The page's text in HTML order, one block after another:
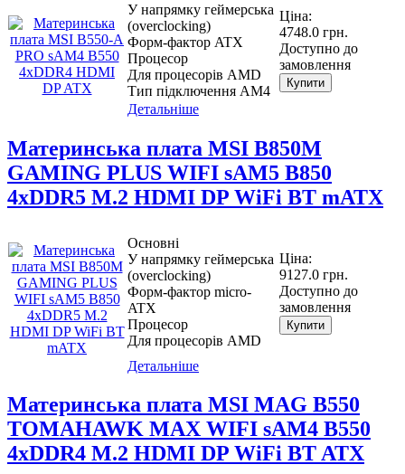
У напрямку геймерська
(overclocking)
Форм-фактор ATX
Процесор
Для процесорів AMD
Тип підключення AM4
Ціна:
4748.0 грн.
Доступно до
замовлення
Купити
Детальніше
Материнcька плата MSI B850M
GAMING PLUS WIFI sAM5 B850
4xDDR5 M.2 HDMI DP WiFi BT mATX
Основні
У напрямку геймерська
(overclocking)
Форм-фактор micro-
ATX
Процесор
Для процесорів AMD
Ціна:
9127.0 грн.
Доступно до
замовлення
Купити
Детальніше
Материнcька плата MSI MAG B550
TOMAHAWK MAX WIFI sAM4 B550
4xDDR4 M.2 HDMI DP WiFi BT ATX